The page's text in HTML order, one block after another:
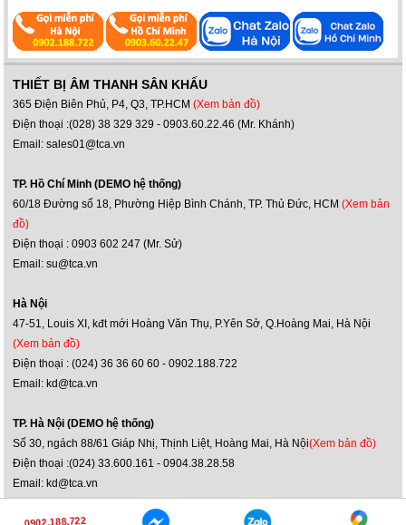
THIẾT BỊ ÂM THANH SÂN KHẤU
365 Điện Biên Phủ, P4, Q3, TP.HCM(Xem bản đồ)
Điện thoại :(028) 38 329 329 - 0903.60.22.46 (Mr. Khánh)
Email: sales01@tca.vn
TP. Hồ Chí Minh (DEMO hệ thống)
60/18 Đường số 18, Phường Hiệp Bình Chánh, TP. Thủ Đức, HCM(Xem bản
đồ)
Điện thoại : 0903 602 247 (Mr. Sử)
Email: su@tca.vn
Hà Nội
47-51, Louis XI, kđt mới Hoàng Văn Thụ, P.Yên Sở, Q.Hoàng Mai, Hà Nội
(Xem bản đồ)
Điện thoại : (024) 36 36 60 60 - 0902.188.722
Email: kd@tca.vn
TP. Hà Nội (DEMO hệ thống)
Số 30, ngách 88/61 Giáp Nhị, Thịnh Liệt, Hoàng Mai, Hà Nội(Xem bản đồ)
Điện thoại :(024) 33.600.161 - 0904.38.28.58
Email: kd@tca.vn
0902.188.722